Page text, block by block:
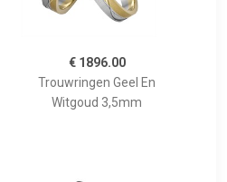
€ 1896.00
Trouwringen Geel En
Witgoud 3,5mm